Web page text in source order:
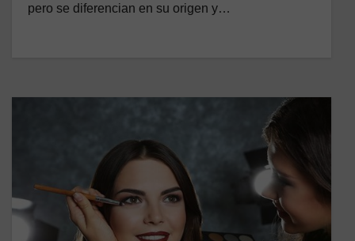
pero se diferencian en su origen y…